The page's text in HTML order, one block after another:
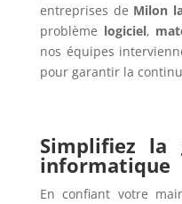
entreprises de Milon
problème logiciel,
nos équipes
pour garantir la
Simplifiez la
informatique
En confiant votre